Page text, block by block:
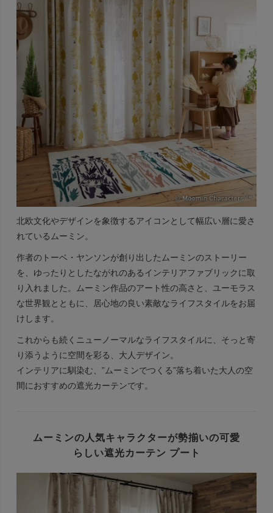
北欧文化やデザインを象徴するアイコンとして幅広い層に愛さ
れているムーミン。
作者のトーベ・ヤンソンが創り出したムーミンのストーリー
を、ゆったりとしたながれのあるインテリアファブリックに取
り入れました。ムーミン作品のアート性の高さと、ユーモラス
な世界観とともに、居心地の良い素敵なライフスタイルをお届
けします。
これからも続くニューノーマルなライフスタイルに、そっと寄
り添うように空間を彩る、大人デザイン。
インテリアに馴染む、”ムーミンでつくる”落ち着いた大人の空
間におすすめの遮光カーテンです。
ムーミンの人気キャラクターが勢揃いの可愛
らしい遮光カーテン プート